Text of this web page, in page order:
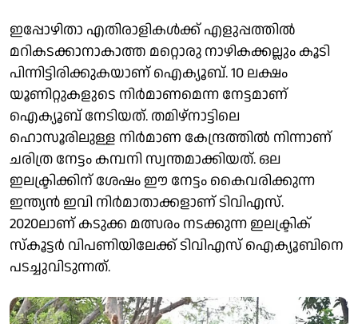
ഇപ്പോഴിതാ എതിരാളികൾക്ക് എളുപ്പത്തിൽ
മറികടക്കാനാകാത്ത മറ്റൊരു നാഴികക്കല്ലും കൂടി
പിന്നിട്ടിരിക്കുകയാണ് ഐക്യൂബ്. 10 ലക്ഷം
യൂണിറ്റുകളുടെ നിർമാണമെന്ന നേട്ടമാണ്
ഐക്യൂബ് നേടിയത്. തമിഴ്‌നാട്ടിലെ
ഹൊസൂരിലുള്ള നിർമാണ കേന്ദ്രത്തിൽ നിന്നാണ്
ചരിത്ര നേട്ടം കമ്പനി സ്വന്തമാക്കിയത്. ഒല
ഇലക്ട്രിക്കിന് ശേഷം ഈ നേട്ടം കൈവരിക്കുന്ന
ഇന്ത്യൻ ഇവി നിർമാതാക്കളാണ് ടിവിഎസ്.
2020ലാണ് കടുക്ക മത്സരം നടക്കുന്ന ഇലക്ട്രിക്
സ്കൂട്ടർ വിപണിയിലേക്ക് ടിവിഎസ് ഐക്യൂബിനെ
പടച്ചുവിടുന്നത്.